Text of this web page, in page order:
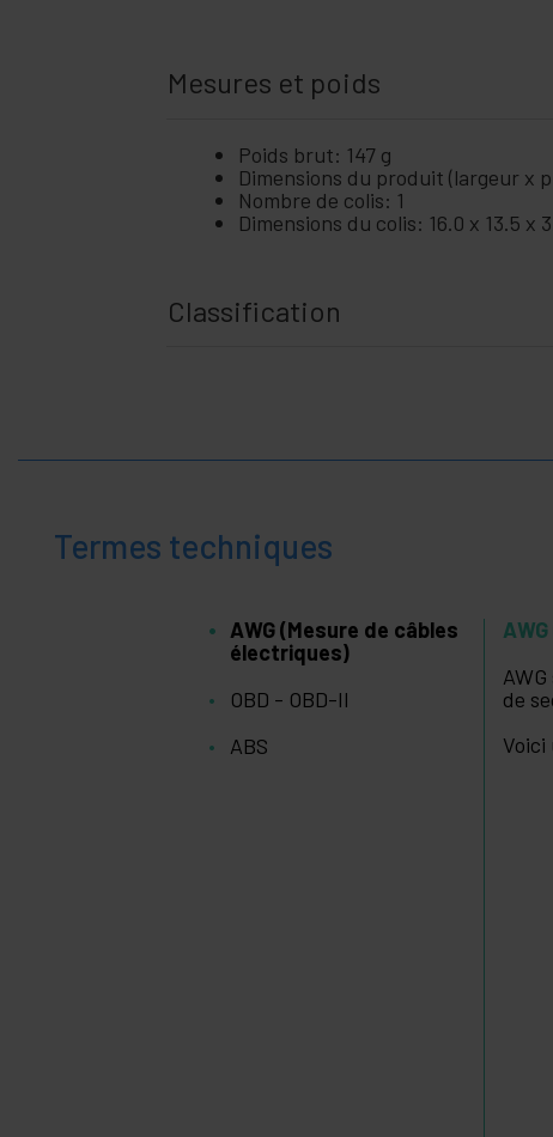
Mesures et poids
Poids brut: 147 g
Dimensions du produit (largeur x
Nombre de colis: 1
Dimensions du colis: 16.0 x 13.5 x
Classification
Termes techniques
AWG (Mesure de câbles
électriques)
OBD - OBD-II
ABS
de
Voici